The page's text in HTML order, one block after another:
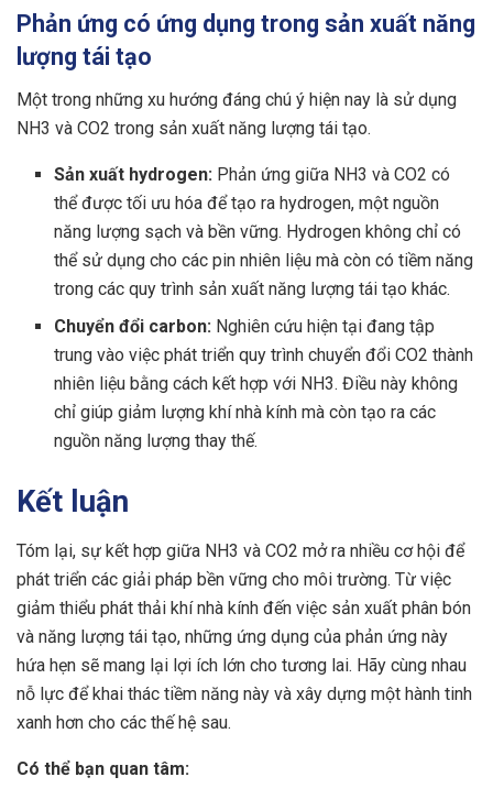
Phản ứng có ứng dụng trong sản xuất năng
lượng tái tạo
Một trong những xu hướng đáng chú ý hiện nay là sử dụng
NH3 và CO2 trong sản xuất năng lượng tái tạo.
Sản xuất hydrogen: Phản ứng giữa NH3 và CO2 có
thể được tối ưu hóa để tạo ra hydrogen, một nguồn
năng lượng sạch và bền vững. Hydrogen không chỉ có
thể sử dụng cho các pin nhiên liệu mà còn có tiềm năng
trong các quy trình sản xuất năng lượng tái tạo khác.
Chuyển đổi carbon: Nghiên cứu hiện tại đang tập
trung vào việc phát triển quy trình chuyển đổi CO2 thành
nhiên liệu bằng cách kết hợp với NH3. Điều này không
chỉ giúp giảm lượng khí nhà kính mà còn tạo ra các
nguồn năng lượng thay thế.
Kết luận
Tóm lại, sự kết hợp giữa NH3 và CO2 mở ra nhiều cơ hội để
phát triển các giải pháp bền vững cho môi trường. Từ việc
giảm thiểu phát thải khí nhà kính đến việc sản xuất phân bón
và năng lượng tái tạo, những ứng dụng của phản ứng này
hứa hẹn sẽ mang lại lợi ích lớn cho tương lai. Hãy cùng nhau
nỗ lực để khai thác tiềm năng này và xây dựng một hành tinh
xanh hơn cho các thế hệ sau.
Có thể bạn quan tâm: